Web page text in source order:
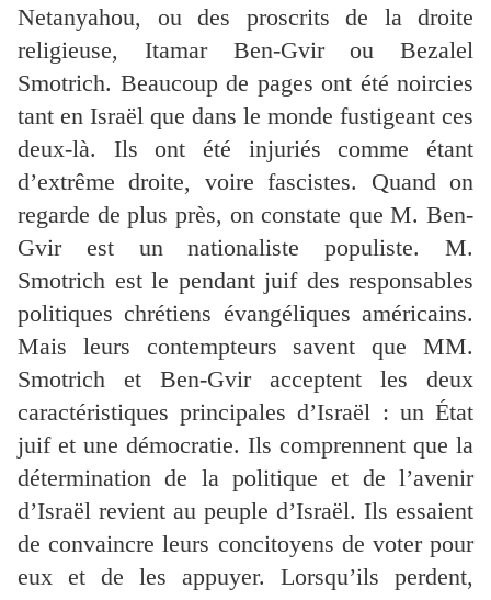
Netanyahou, ou des proscrits de la droite
religieuse, Itamar Ben-Gvir ou Bezalel
Smotrich. Beaucoup de pages ont été noircies
tant en Israël que dans le monde fustigeant ces
deux-là. Ils ont été injuriés comme étant
d’extrême droite, voire fascistes. Quand on
regarde de plus près, on constate que M. Ben-
Gvir est un nationaliste populiste. M.
Smotrich est le pendant juif des responsables
politiques chrétiens évangéliques américains.
Mais leurs contempteurs savent que MM.
Smotrich et Ben-Gvir acceptent les deux
caractéristiques principales d’Israël : un État
juif et une démocratie. Ils comprennent que la
détermination de la politique et de l’avenir
d’Israël revient au peuple d’Israël. Ils essaient
de convaincre leurs concitoyens de voter pour
eux et de les appuyer. Lorsqu’ils perdent,